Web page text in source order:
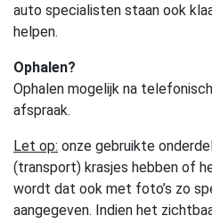
auto specialisten staan ook
helpen.
Ophalen?
Ophalen mogelijk na
afspraak.
Let op: onze gebruikte
(transport) krasjes hebben of
wordt dat ook met foto’s zo
aangegeven. Indien het